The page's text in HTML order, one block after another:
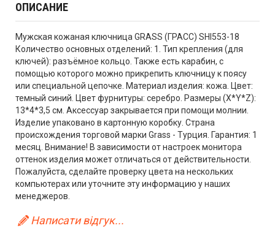
ОПИСАНИЕ
Мужская кожаная ключница GRASS (ГРАСС) SHI553-18
Количество основных отделений: 1. Тип крепления (для
ключей): разъёмное кольцо. Также есть карабин, с
помощью которого можно прикрепить ключницу к поясу
или специальной цепочке. Материал изделия: кожа. Цвет:
темный синий. Цвет фурнитуры: серебро. Размеры (X*Y*Z):
13*4*3,5 см. Аксессуар закрывается при помощи молнии.
Изделие упаковано в картонную коробку. Страна
происхождения торговой марки Grass - Турция. Гарантия: 1
месяц. Внимание! В зависимости от настроек монитора
оттенок изделия может отличаться от действительности.
Пожалуйста, сделайте проверку цвета на нескольких
компьютерах или уточните эту информацию у наших
менеджеров.
Написати відгук...